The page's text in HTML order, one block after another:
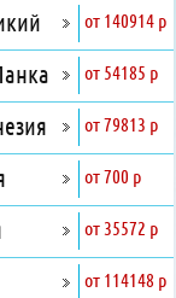
от 140914 р
от 54185 р
от 79813 р
от 700 р
от 35572 р
от 114148 р